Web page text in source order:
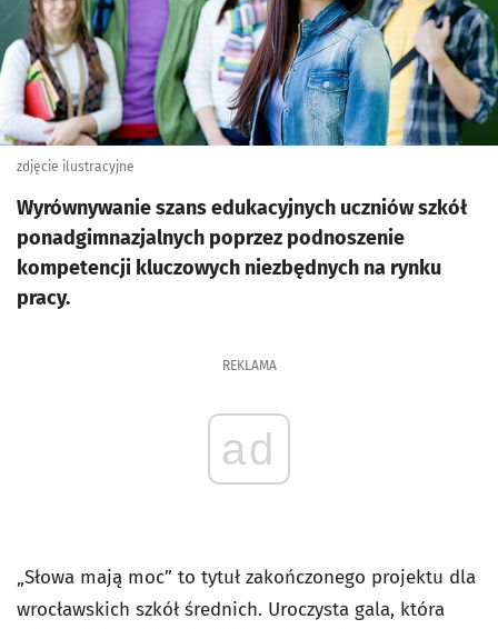
zdjęcie ilustracyjne
Wyrównywanie szans edukacyjnych uczniów szkół
ponadgimnazjalnych poprzez podnoszenie
kompetencji kluczowych niezbędnych na rynku
pracy.
REKLAMA
ad
„Słowa mają moc” to tytuł zakończonego projektu dla
wrocławskich szkół średnich. Uroczysta gala, która